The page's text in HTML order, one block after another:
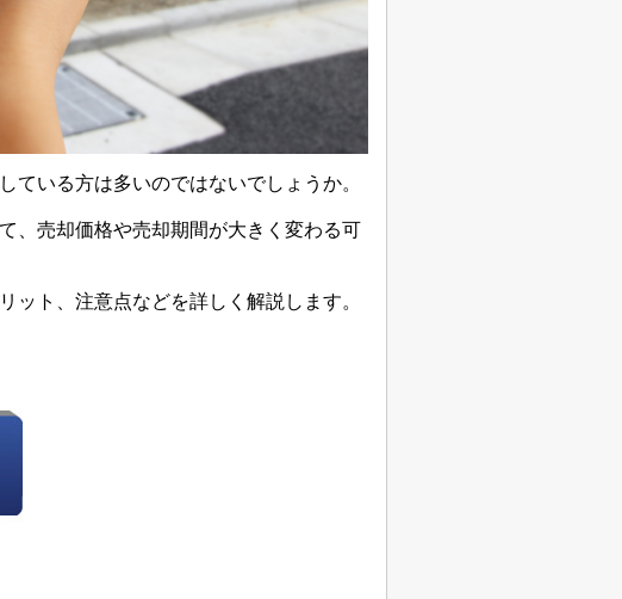
いる方は多いのではないでしょうか。
、売却価格や売却期間が大きく変わる可
ット、注意点などを詳しく解説します。